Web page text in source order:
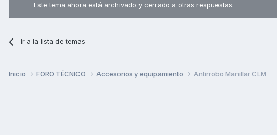
Este tema ahora está archivado y cerrado a otras respuestas.
Ir a la lista de temas
Inicio FORO TÉCNICO Accesorios y equipamiento Antirrobo Manillar CLM